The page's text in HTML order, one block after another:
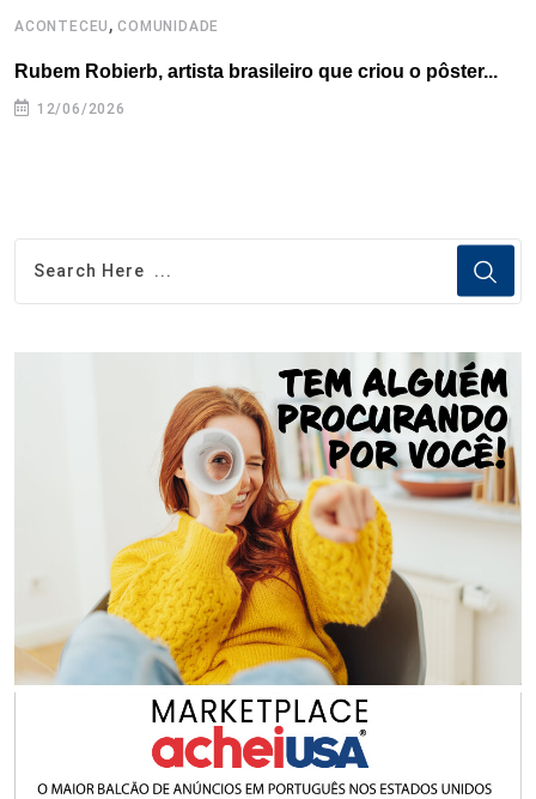
ACONTECEU ,COMUNIDADE
Rubem Robierb, artista brasileiro que criou o pôster...
12/06/2026